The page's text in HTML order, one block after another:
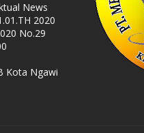
News
2020
No.29
Kota Ngawi